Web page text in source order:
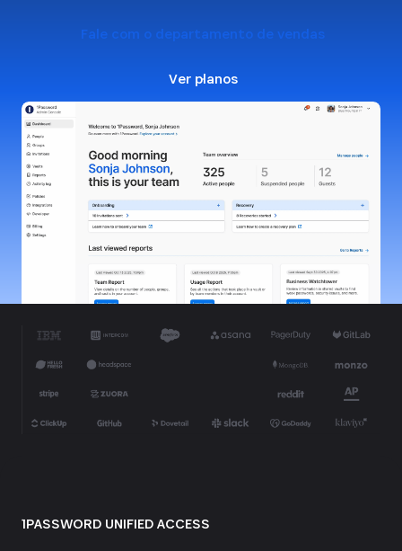
Fale com o departamento de vendas
Ver planos
1PASSWORD UNIFIED ACCESS